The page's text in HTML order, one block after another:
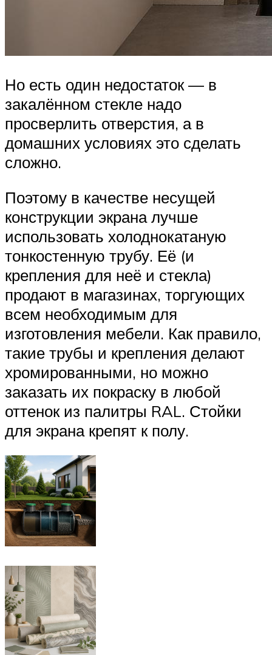
Но есть один недостаток — в
закалённом стекле надо
просверлить отверстия, а в
домашних условиях это сделать
сложно.
Поэтому в качестве несущей
конструкции экрана лучше
использовать холоднокатаную
тонкостенную трубу. Её (и
крепления для неё и стекла)
продают в магазинах, торгующих
всем необходимым для
изготовления мебели. Как правило,
такие трубы и крепления делают
хромированными, но можно
заказать их покраску в любой
оттенок из палитры RAL. Стойки
для экрана крепят к полу.